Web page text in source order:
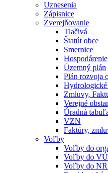
Uznesenia
Zápisnice
Zverejňovanie
Tlačivá
Štatút obce
Smernice
Hospodárenie
Územný plán
Plán rozvoja
Hydrologické
Zmluvy,
Verejné
Úradná
VZN
Faktúry,
Voľby
Voľby do
Voľby do
Voľby do NR